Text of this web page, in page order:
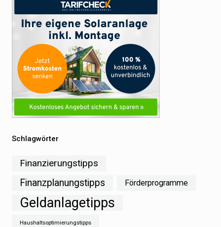
Schlagwörter
Finanzierungstipps
Finanzplanungstipps
Förderprogramme
Geldanlagetipps
Haushaltsoptimierungstipps